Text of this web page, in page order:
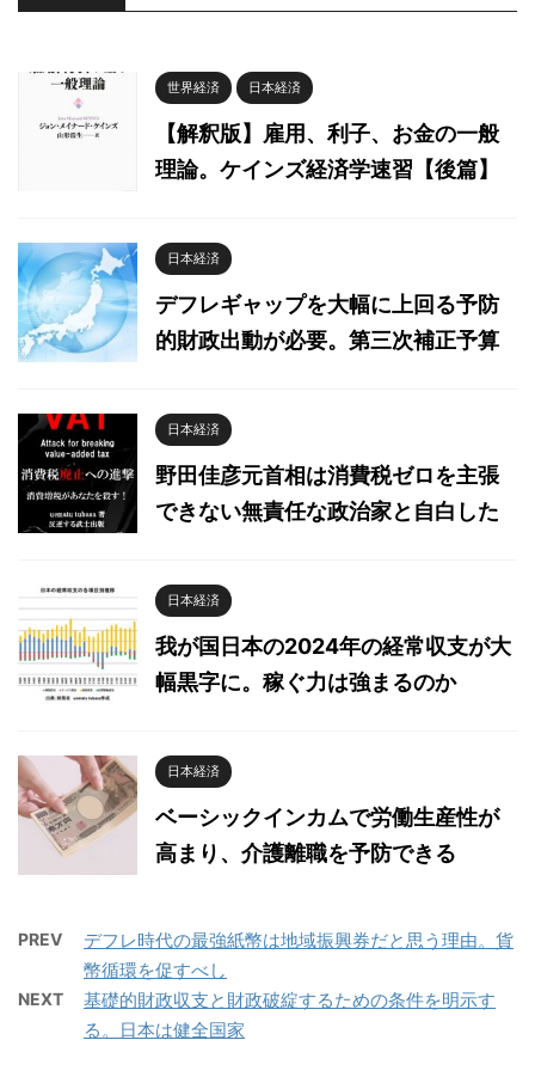
世界経済 日本経済
【解釈版】雇用、利子、お金の一般
理論。ケインズ経済学速習【後篇】
日本経済
デフレギャップを大幅に上回る予防
的財政出動が必要。第三次補正予算
日本経済
野田佳彦元首相は消費税ゼロを主張
できない無責任な政治家と自白した
日本経済
我が国日本の2024年の経常収支が大
幅黒字に。稼ぐ力は強まるのか
日本経済
ベーシックインカムで労働生産性が
高まり、介護離職を予防できる
PREV
デフレ時代の最強紙幣は地域振興券だと思う理由。貨
幣循環を促すべし
NEXT
基礎的財政収支と財政破綻するための条件を明示す
る。日本は健全国家